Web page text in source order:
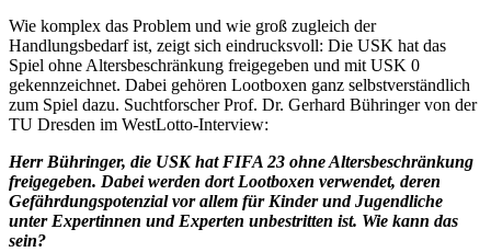
Wie komplex das Problem und wie groß zugleich der
Handlungsbedarf ist, zeigt sich eindrucksvoll: Die USK hat das
Spiel ohne Altersbeschränkung freigegeben und mit USK 0
gekennzeichnet. Dabei gehören Lootboxen ganz selbstverständlich
zum Spiel dazu. Suchtforscher Prof. Dr. Gerhard Bühringer von der
TU Dresden im WestLotto-Interview:
Herr Bühringer, die USK hat FIFA 23 ohne Altersbeschränkung
freigegeben. Dabei werden dort Lootboxen verwendet, deren
Gefährdungspotenzial vor allem für Kinder und Jugendliche
unter Expertinnen und Experten unbestritten ist. Wie kann das
sein?